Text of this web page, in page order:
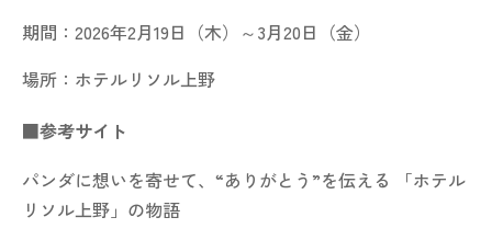
期間：2026年2月19日（木）～3月20日（金）
場所：ホテルリソル上野
■参考サイト
パンダに想いを寄せて、“ありがとう”を伝える 「ホテル
リソル上野」の物語